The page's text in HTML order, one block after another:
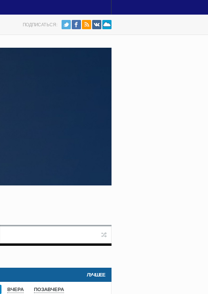
ПОДПИСАТЬСЯ:
ЛУЧШЕЕ
ВЧЕРА ПОЗАВЧЕРА